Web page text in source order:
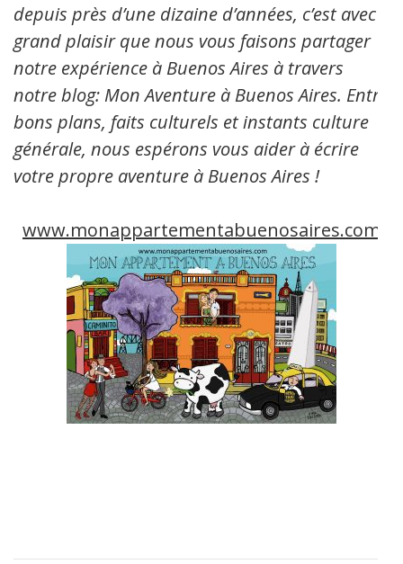
depuis près d’une dizaine d’années, c’est avec
grand plaisir que nous vous faisons partager
notre expérience à Buenos Aires à travers
notre blog: Mon Aventure à Buenos Aires. Entre
bons plans, faits culturels et instants culture
générale, nous espérons vous aider à écrire
votre propre aventure à Buenos Aires !
www.monappartementabuenosaires.com